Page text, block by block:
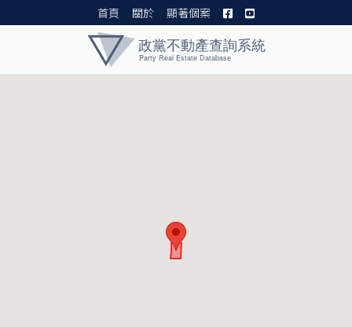
首頁 關於 顯著個案